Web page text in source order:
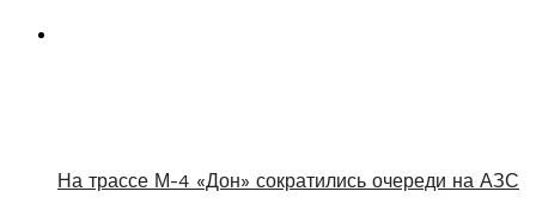
На трассе М-4 «Дон» сократились очереди на АЗС